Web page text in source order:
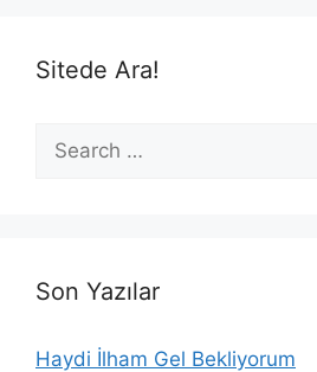
Sitede Ara!
for:
Son Yazılar
Haydi İlham Gel Bekliyorum